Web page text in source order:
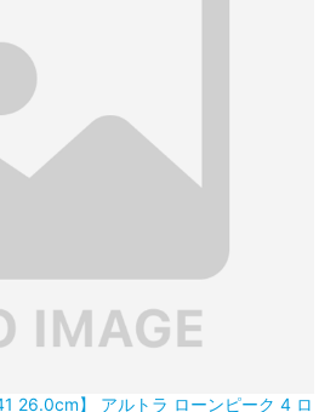
26.0cm】 アルトラ ローンピーク 4 ロ